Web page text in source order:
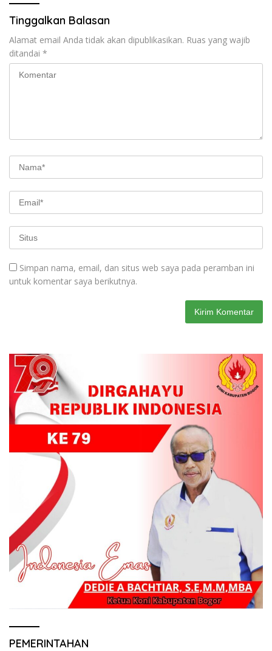
Tinggalkan Balasan
Alamat email Anda tidak akan dipublikasikan. Ruas yang wajib
ditandai *
Simpan nama, email, dan situs web saya pada peramban ini
untuk komentar saya berikutnya.
PEMERINTAHAN